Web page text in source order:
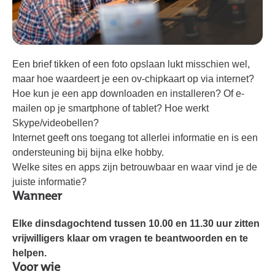
Een brief tikken of een foto opslaan lukt misschien wel,
maar hoe waardeert je een ov-chipkaart op via internet?
Hoe kun je een app downloaden en installeren? Of e-
mailen op je smartphone of tablet? Hoe werkt
Skype/videobellen?
Internet geeft ons toegang tot allerlei informatie en is een
ondersteuning bij bijna elke hobby.
Welke sites en apps zijn betrouwbaar en waar vind je de
juiste informatie?
Wanneer
Elke dinsdagochtend tussen 10.00 en 11.30 uur zitten
vrijwilligers klaar om vragen te beantwoorden en te
helpen.
Voor wie